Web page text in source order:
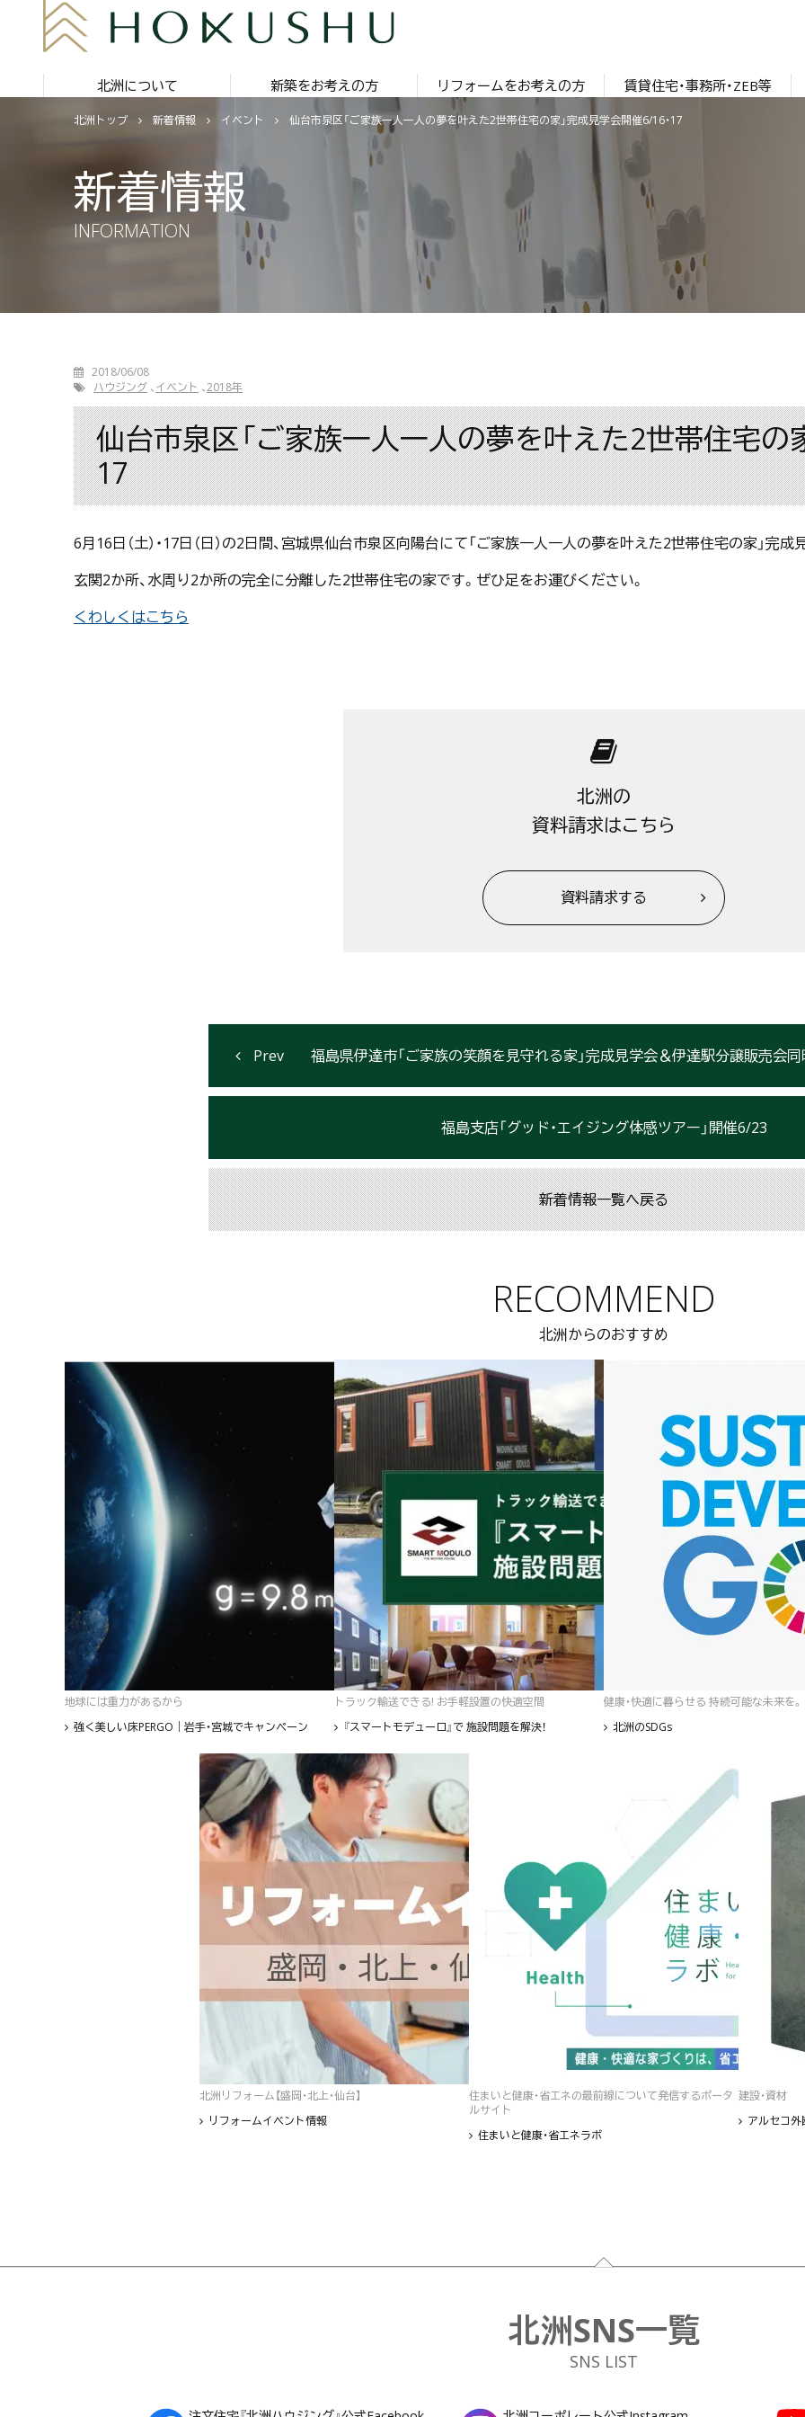
北洲について 新築をお考えの方 リフォームをお考えの方 賃貸住宅・事務所・ZEB等
北洲トップ 新着情報 イベント 仙台市泉区「ご家族一人一人の夢を叶えた2世帯住宅の家」完成見学会開催6/16・17
新着情報
INFORMATION
2018/06/08
ハウジング イベント 2018年
仙台市泉区「ご家族一人一人の夢を叶えた2世帯住宅の
17
6月16日（土）・17日（日）の2日間、宮城県仙台市泉区向陽台にて「ご家族一人一人の夢を叶えた2世帯住宅の家」完成
玄関2か所、水周り2か所の完全に分離した2世帯住宅の家です。ぜひ足をお運びください。
くわしくはこちら
北洲の
資料請求はこちら
資料請求する
福島県伊達市「ご家族の笑顔を見守れる家」完成見学会＆伊達駅分譲販売会同
福島支店「グッド・エイジング体感ツアー」開催6/23
新着情報一覧へ戻る
RECOMMEND
北洲からのおすすめ
地球には重力があるから
強く美しい床PERGO｜岩手・宮城でキャンペーン
トラック輸送できる! お手軽設置の快適空間
『スマートモデューロ』で 施設問題を解決！
健康・快適に暮らせる 持続可能な未来を。
北洲のSDGs
北洲リフォーム【盛岡・北上・仙台】
リフォームイベント情報
住まいと健康・省エネの最前線について発信するポータ
ルサイト
住まいと健康・省エネラボ
建設・資材
アルセコ外
フッター
北洲SNS一覧
SNS LIST